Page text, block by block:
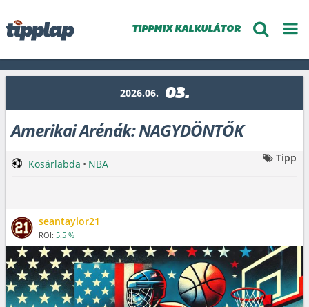
TIPPMIX KALKULÁTOR
2026.06. 03.
Amerikai Arénák: NAGYDÖNTŐK
seantaylor21
ROI: 5.5 %
Kosárlabda • NBA Tipp